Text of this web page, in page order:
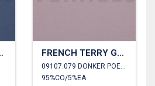
GOTS FRENCH TERRY GOTS
09107.079 DONKER POEDER
95%CO/5%EA